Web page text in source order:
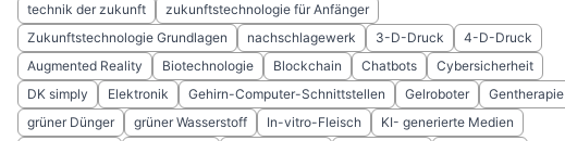
technik der zukunft
zukunftstechnologie für Anfänger
Zukunftstechnologie Grundlagen
nachschlagewerk 3-D-Druck
4-D-Druck
Augmented Reality
Biotechnologie Blockchain Chatbots
Cybersicherheit
DK simply
Elektronik Gehirn-Computer-Schnittstellen Gelroboter
Gentherapie
grüner Dünger
grüner Wasserstoff In-vitro-Fleisch
KI- generierte Medien